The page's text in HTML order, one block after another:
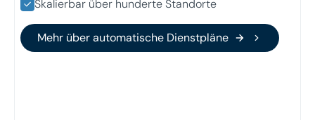
Skalierbar über hunderte Standorte
Mehr über automatische
Mehr über automatische Dienstpläne